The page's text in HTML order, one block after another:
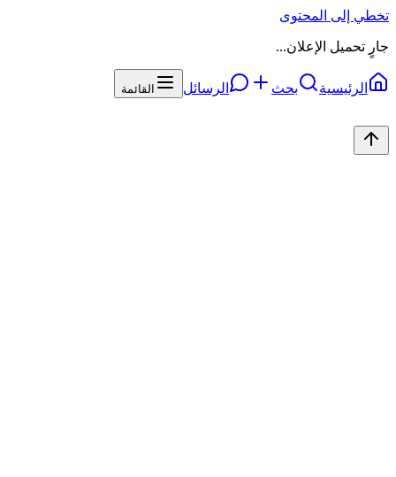
تخطي إلى المحتوى
جارٍ تحميل الإعلان...
الرئيسية بحث الرسائل القائمة